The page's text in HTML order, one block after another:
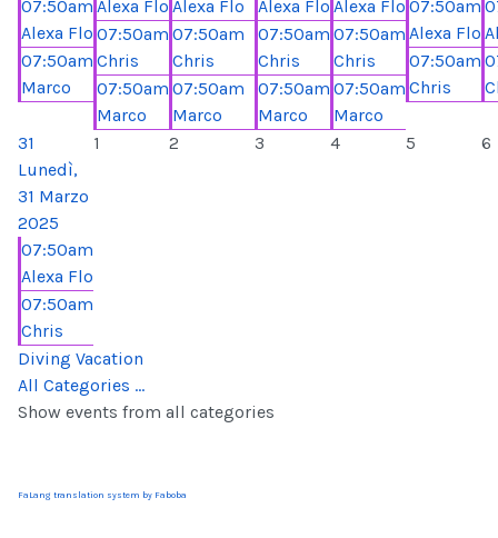
07:50am
Alexa Flo
07:50am
Marco
Alexa Flo
07:50am
Chris
07:50am
Marco
Alexa Flo
07:50am
Chris
07:50am
Marco
Alexa Flo
07:50am
Chris
07:50am
Marco
Alexa Flo
07:50am
Chris
07:50am
Marco
07:50am
Alexa Flo
07:50am
Chris
31
Lunedì,
31 Marzo
2025
07:50am
Alexa Flo
07:50am
Chris
1 2 3 4 5 6
Diving Vacation
All Categories ...
Show events from all categories
FaLang translation system by Faboba